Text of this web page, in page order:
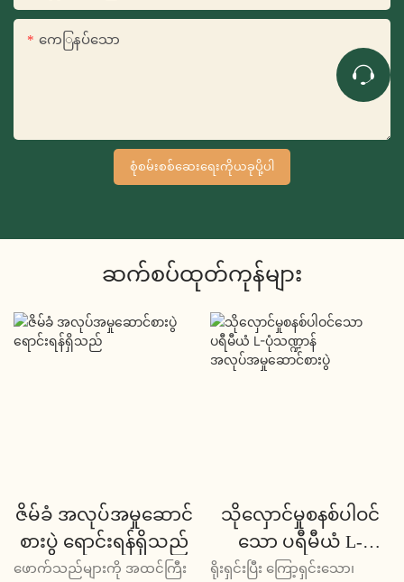
ကေြနပ်သော
စုံစမ်းစစ်ဆေးရေးကိုယခုပို့ပါ
ဆက်စပ်ထုတ်ကုန်များ
ဇိမ်ခံ အလုပ်အမှုဆောင်
စားပွဲ ရောင်းရန်ရှိသည်
ဖောက်သည်များကို အထင်ကြီး
သိုလှောင်မှုစနစ်ပါဝင်
သော ပရီမီယံ L-
ပုံသဏ္ဍာန်
ရိုးရှင်းပြီး ကြော့ရှင်းသော၊